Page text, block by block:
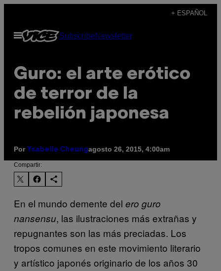
contenido
+ ESPAÑOL
Abrir
Menú
SubscribeNewsletter
Guro: el arte erótico
de terror de la
rebelión japonesa
Por Ysabelle Cheungagosto 26, 2015, 4:00am
Compartir:
En el mundo demente del ero guro
nansensu, las ilustraciones más extrañas y
repugnantes son las más preciadas. Los
tropos comunes en este movimiento literario
y artístico japonés originario de los años 30